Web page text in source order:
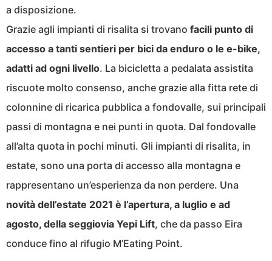
a disposizione.
Grazie agli impianti di risalita si trovano facili punto di
accesso a tanti sentieri per bici da enduro o le e-bike,
adatti ad ogni livello. La bicicletta a pedalata assistita
riscuote molto consenso, anche grazie alla fitta rete di
colonnine di ricarica pubblica a fondovalle, sui principali
passi di montagna e nei punti in quota. Dal fondovalle
all’alta quota in pochi minuti. Gli impianti di risalita, in
estate, sono una porta di accesso alla montagna e
rappresentano un’esperienza da non perdere. Una
novità dell’estate 2021 è l’apertura, a luglio e ad
agosto, della seggiovia Yepi Lift, che da passo Eira
conduce fino al rifugio M’Eating Point.